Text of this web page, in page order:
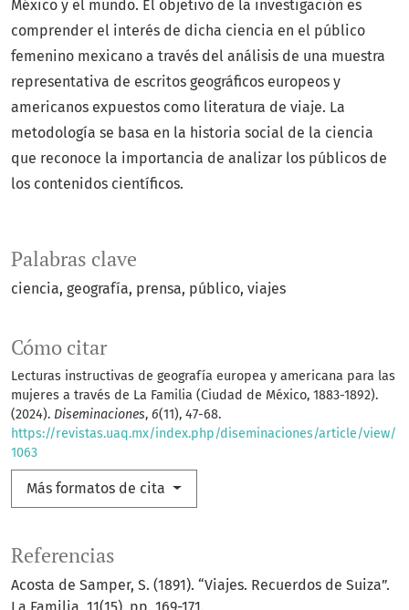
Palabras clave
ciencia geografía prensa público viajes
Cómo citar
Lecturas instructivas de geografía europea y americana para las
mujeres a través de La Familia (Ciudad de México, 1883-1892).
(2024). Diseminaciones, 6(11), 47-68.
https://revistas.uaq.mx/index.php/diseminaciones/article/view/
1063
Más formatos de cita
México y el mundo. El objetivo de la investigación es
comprender el interés de dicha ciencia en el público
femenino mexicano a través del análisis de una muestra
representativa de escritos geográficos europeos y
americanos expuestos como literatura de viaje. La
metodología se basa en la historia social de la ciencia
que reconoce la importancia de analizar los públicos de
los contenidos científicos.
Referencias
Acosta de Samper, S. (1891). “Viajes. Recuerdos de Suiza”.